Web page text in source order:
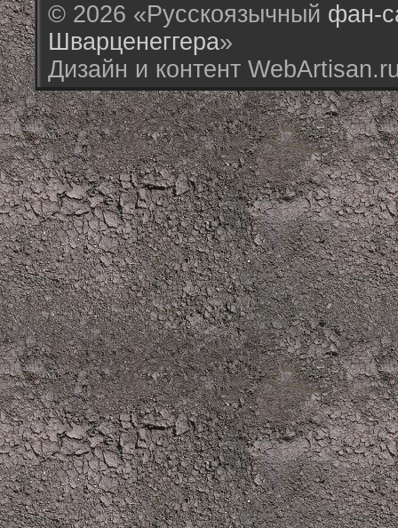
© 2026 «Русскоязычный фан-
Шварценеггера»
Дизайн и контент